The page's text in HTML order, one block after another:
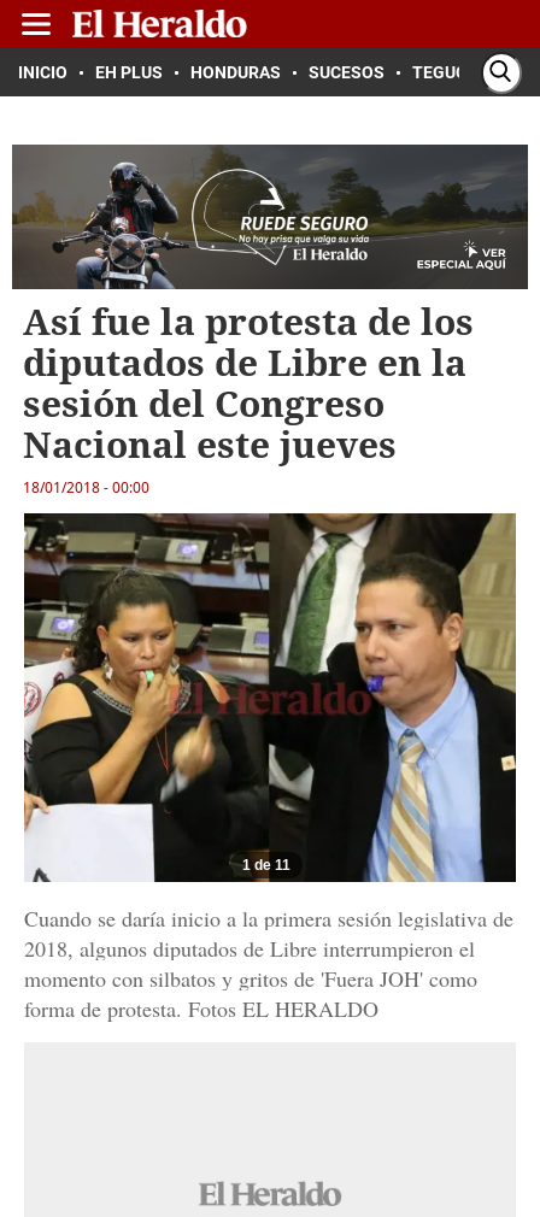
INICIO EH PLUS HONDURAS SUCESOS TEGUCIGALPA
Así fue la protesta de los
diputados de Libre en la
sesión del Congreso
Nacional este jueves
18/01/2018 - 00:00
1 de 11
Cuando se daría inicio a la primera sesión legislativa de
2018, algunos diputados de Libre interrumpieron el
momento con silbatos y gritos de 'Fuera JOH' como
forma de protesta. Fotos EL HERALDO